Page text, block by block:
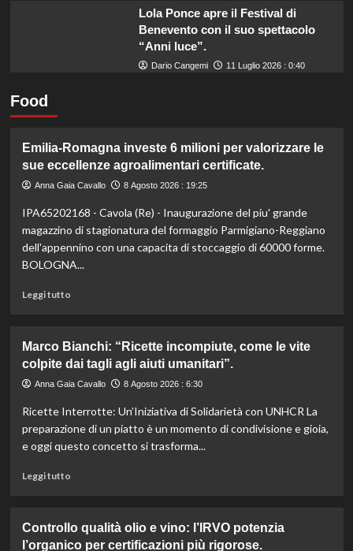
Lola Ponce apre il Festival di
Benevento con il suo spettacolo
“Anni luce”.
Dario Cangemi 11 Luglio 2026 : 0:40
Food
Emilia-Romagna investe 6 milioni per valorizzare le
sue eccellenze agroalimentari certificate.
Anna Gaia Cavallo 8 Agosto 2026 : 19:25
IPA65202168 - Cavola (Re) - Inaugurazione del piu' grande
magazzino di stagionatura del formaggio Parmigiano-Reggiano
dell'appennino con una capacita di stoccaggio di 60000 forme.
BOLOGNA...
Leggi tuttoLeggi
Emilia-
Romagna
investe
milioni
per
valorizzare
Marco Bianchi: “Ricette incompiute, come le vite
colpite dai tagli agli aiuti umanitari”.
Anna Gaia Cavallo 8 Agosto 2026 : 6:30
Ricette Interrotte: Un’Iniziativa di Solidarietà con UNHCR La
preparazione di un piatto è un momento di condivisione e gioia,
e oggi questo concetto si trasforma...
Leggi tuttoLeggi
Marco
Bianchi:
Controllo qualità olio e vino: l’IRVO potenzia
l’organico per certificazioni più rigorose.